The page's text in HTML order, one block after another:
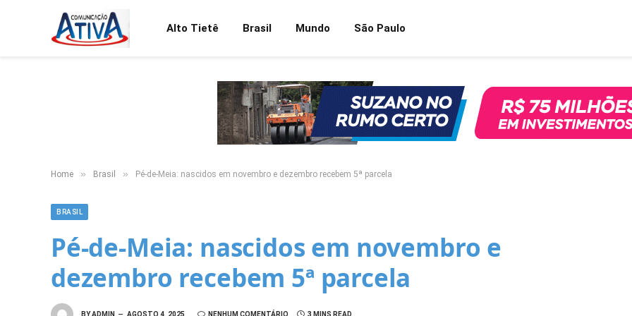
Alto Tietê Brasil Mundo São Paulo
Home » Brasil » Pé-de-Meia: nascidos em novembro e dezembro recebem 5ª parcela
BRASIL
Pé-de-Meia: nascidos em novembro e
dezembro recebem 5ª parcela
BYADMIN AGOSTO 4, 2025 NENHUM COMENTÁRIO 3 MINS READ